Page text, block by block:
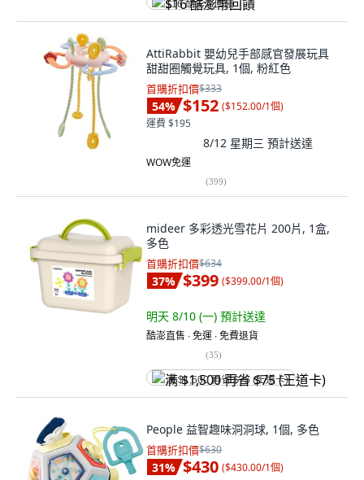
$16 酷澎幣回饋
AttiRabbit 嬰幼兒手部感官發展玩具
甜甜圈觸覺玩具, 1個, 粉紅色
首購折扣價$333
54% $152 ($152.00/1個)
運費 $195
8/12 星期三 預計送達
WOW免運
(399)
mideer 多彩透光雪花片 200片, 1盒,
多色
首購折扣價$634
37% $399 ($399.00/1個)
明天 8/10 (一) 預計送達
酷澎直售 ∙ 免運 ∙ 免費退貨
(35)
满 $1,500 再省 $75 (王道卡)
People 益智趣味洞洞球, 1個, 多色
首購折扣價$630
31% $430 ($430.00/1個)